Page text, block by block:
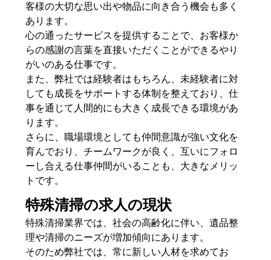
客様の大切な思い出や物品に向き合う機会も多く
あります。
心の通ったサービスを提供することで、お客様か
らの感謝の言葉を直接いただくことができるやり
がいのある仕事です。
また、弊社では経験者はもちろん、未経験者に対
しても成長をサポートする体制を整えており、仕
事を通じて人間的にも大きく成長できる環境があ
ります。
さらに、職場環境としても仲間意識が強い文化を
育んでおり、チームワークが良く、互いにフォロ
ーし合える仕事仲間がいることも、大きなメリッ
トです。
特殊清掃の求人の現状
特殊清掃業界では、社会の高齢化に伴い、遺品整
理や清掃のニーズが増加傾向にあります。
そのため弊社では、常に新しい人材を求めてお